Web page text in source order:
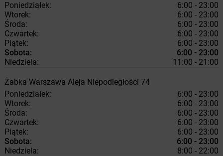
Poniedziałek:
6:00 - 23:00
Wtorek:
6:00 - 23:00
Środa:
6:00 - 23:00
Czwartek:
6:00 - 23:00
Piątek:
6:00 - 23:00
Sobota:
6:00 - 23:00
Niedziela:
11:00 - 21:00
Żabka Warszawa Aleja Niepodległości 74
Poniedziałek:
6:00 - 23:00
Wtorek:
6:00 - 23:00
Środa:
6:00 - 23:00
Czwartek:
6:00 - 23:00
Piątek:
6:00 - 23:00
Sobota:
6:00 - 23:00
Niedziela:
8:00 - 22:00